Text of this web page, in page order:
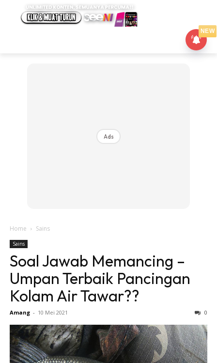
Ads
Home Sains
Sains
Soal Jawab Memancing –
Umpan Terbaik Pancingan
Kolam Air Tawar??
Amang - 10 Mei 2021 0
NEW